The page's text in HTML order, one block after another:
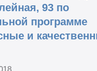
93 по
программе
и